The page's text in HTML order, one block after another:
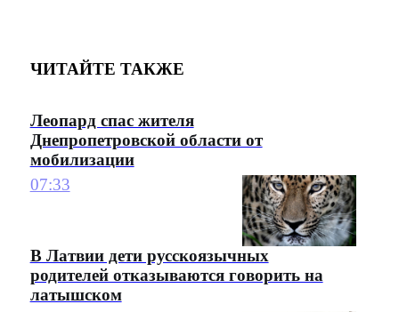
ЧИТАЙТЕ ТАКЖЕ
Леопард спас жителя
Днепропетровской области от
мобилизации
07:33
В Латвии дети русскоязычных
родителей отказываются говорить на
латышском